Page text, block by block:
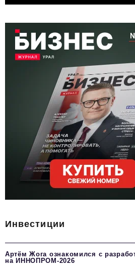
Инвестиции
Артём Жога ознакомился с
на ИННОПРОМ-2026